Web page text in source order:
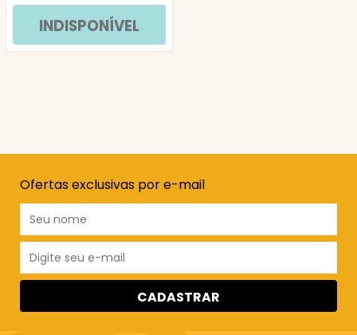
INDISPONÍVEL
Ofertas exclusivas por e-mail
CADASTRAR